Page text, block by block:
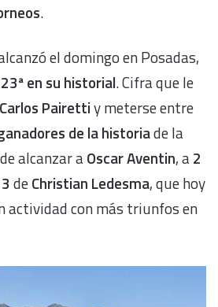
.
el domingo en Posadas,
23ª en su historial. Cifra que le
Carlos Pairettiy meterse entre
de la historiade la
de alcanzar aOscar Aventin, a2
3 deChristian Ledesma, que hoy
actividad con más triunfos en